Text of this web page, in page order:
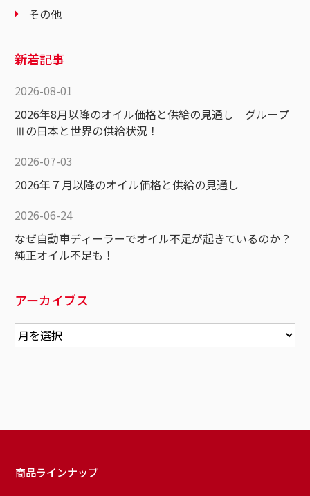
その他
新着記事
2026-08-01
2026年8月以降のオイル価格と供給の見通し グループ
Ⅲの日本と世界の供給状況！
2026-07-03
2026年７月以降のオイル価格と供給の見通し
2026-06-24
なぜ自動車ディーラーでオイル不足が起きているのか？
純正オイル不足も！
アーカイブス
商品ラインナップ